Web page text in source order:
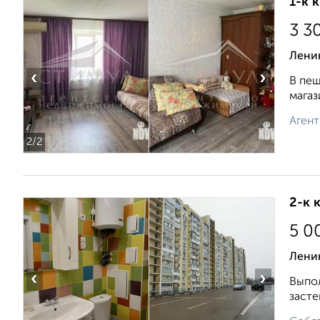
2/2
‹ ›
3
В
‹ ›
2-к
5